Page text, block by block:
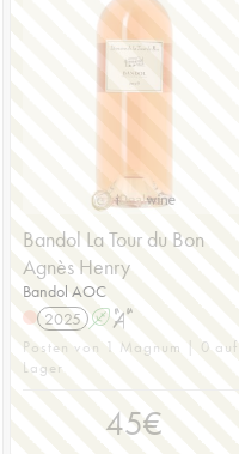
Bandol La Tour du Bon
Agnès Henry
Bandol AOC
2025 A S
Posten von 1 Magnum | 0 auf
Lager
45€